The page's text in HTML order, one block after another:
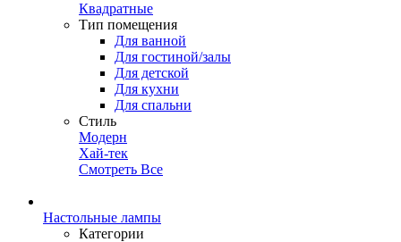
Квадратные
Тип помещения
Для ванной
Для гостиной/залы
Для детской
Для кухни
Для спальни
Стиль
Модерн
Хай-тек
Смотреть Все
Настольные лампы
Категории